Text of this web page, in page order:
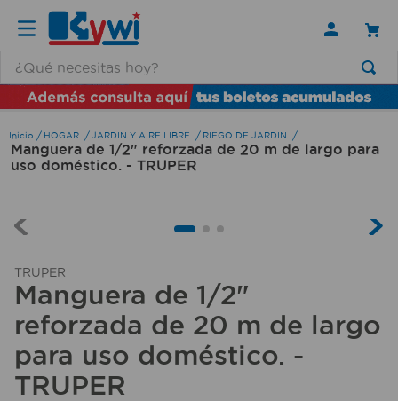
HOGAR JARDIN Y AIRE LIBRE RIEGO DE JARDIN
Manguera de 1/2" reforzada de 20 m de largo para
uso doméstico. - TRUPER
TRUPER
Manguera de 1/2"
reforzada de 20 m de largo
para uso doméstico. -
TRUPER
TÉRMINOS MÁS BUSCADOS
1 .
lamparas
2.
ducha
4.
6
aspiradora
8.
cerradura
9.
taladro